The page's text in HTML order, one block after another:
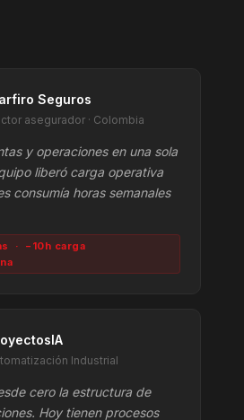
Seguros
asegurador · Colombia
y operaciones en una sola
liberó carga operativa
consumía horas semanales
· −10h carga
Industrial
cero la estructura de
Hoy tienen procesos